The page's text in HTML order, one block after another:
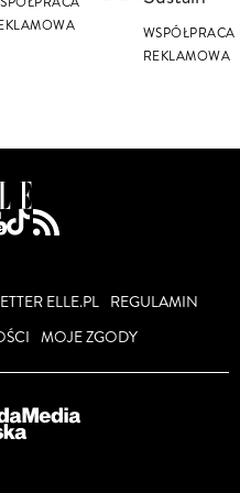
WSPÓŁPRACA
REKLAMOWA
ELLE.PL
REGULAMIN
MOJE ZGODY